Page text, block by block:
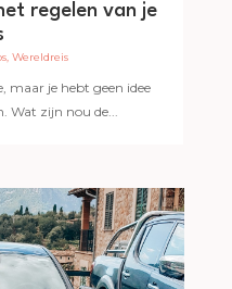
regelen van je
, Wereldreis
maar je hebt geen idee
Wat zijn nou de...